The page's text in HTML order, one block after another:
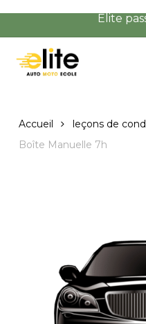
content
Élite
Accueil leçons de
Boîte Manuelle 7h